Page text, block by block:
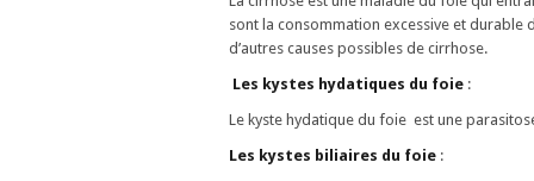
sont la consommation excessive et durable
d’autres causes possibles de cirrhose.
Les kystes hydatiques du foie :
Le kyste hydatique du foie est une
Les kystes biliaires du foie :